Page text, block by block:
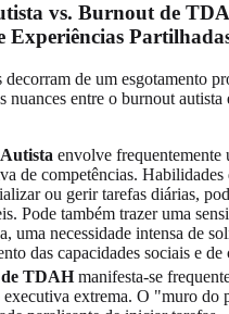
vs. Burnout de
Experiências
decorram de um esgotamento
nuances entre o burnout
envolve frequentemente
de competências. Habilidades
ou gerir tarefas diárias,
Pode também trazer uma
uma necessidade intensa de
das capacidades sociais e
TDAHmanifesta-se
executiva extrema. O "muro